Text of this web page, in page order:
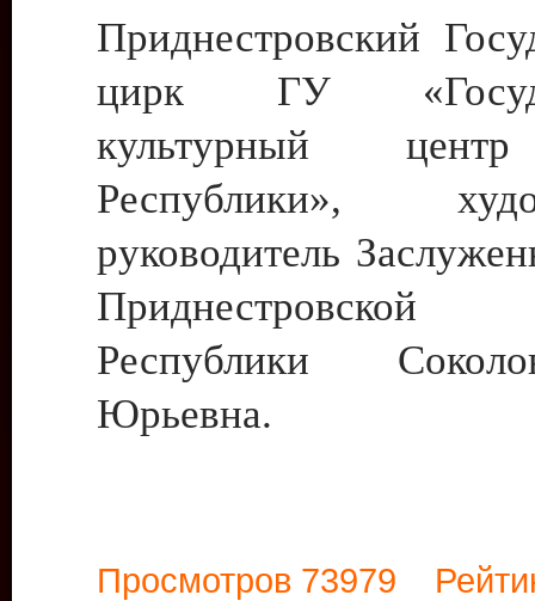
Приднестровский
цирк ГУ
культурный
Республики»,
руководитель
Приднестровской
Республики
Юрьевна.
Просмотров 73979